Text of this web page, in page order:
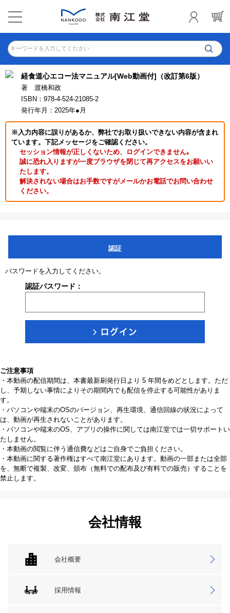
キーワードを入力してください
経食道心エコー法マニュアル[Web動画付]（改訂第6版）
著 渡橋和政
ISBN：978-4-524-21085-2
発行年月：2025年●月
※入力内容に誤りがあるか、弊社でお取り扱いできない内容が含まれ
ています。下記メッセージをご確認ください。
セッション情報が正しくないため、ログインできません｡
誠に恐れ入りますが一度ブラウザを閉じて再アクセスをお願いい
たします。
解決されない場合はお手数ですがメールかお電話でお問い合わせ
ください。
認証
パスワードを入力してください。
認証パスワード：
ご注意事項
・本動画の配信期間は、本書最新刷発行日より 5 年間をめどとします。ただ
し、予期しない事情によりその期間内でも配信を停止する可能性がありま
す。
・パソコンや端末のOSのバージョン、再生環境、通信回線の状況によって
は、動画が再生されないことがあります。
・パソコンや端末のOS、アプリの操作に関しては南江堂では一切サポートい
たしません。
・本動画の閲覧に伴う通信費などはご自身でご負担ください。
・本動画に関する著作権はすべて南江堂にあります。動画の一部または全部
を、無断で複製、改変、頒布（無料での配布及び有料での販売）することを
禁止します。
会社情報
会社概要
採用情報